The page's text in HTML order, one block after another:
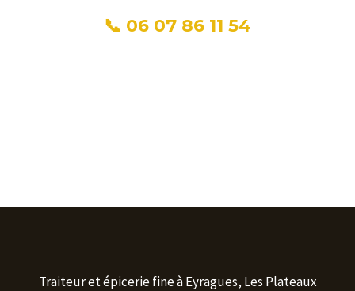
📞 06 07 86 11 54
Traiteur et épicerie fine à Eyragues, Les Plateaux